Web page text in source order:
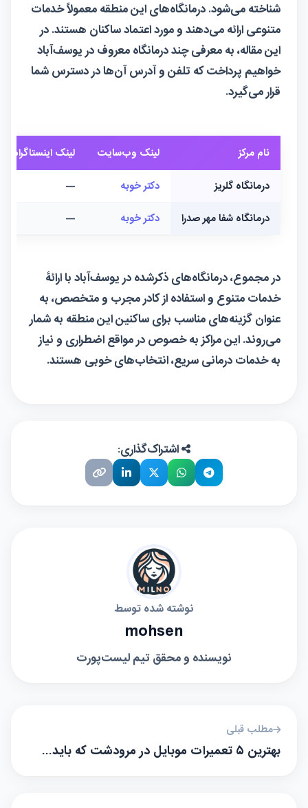
شناخته می‌شود. درمانگاه‌های این منطقه معمولاً خدمات
متنوعی ارائه می‌دهند و مورد اعتماد ساکنان هستند. در
این مقاله، به معرفی چند درمانگاه معروف در یوسف‌آباد
خواهیم پرداخت که تلفن و آدرس آن‌ها در دسترس شما
قرار می‌گیرد.
نام مرکز لینک وب‌سایت لینک اینستاگرام
درمانگاه گلریز دکتر خوبه —
درمانگاه شفا مهر صدرا دکتر خوبه —
در مجموع، درمانگاه‌های ذکرشده در یوسف‌آباد با ارائهٔ
خدمات متنوع و استفاده از کادر مجرب و متخصص، به
عنوان گزینه‌های مناسب برای ساکنین این منطقه به شمار
می‌روند. این مراکز به خصوص در مواقع اضطراری و نیاز
به خدمات درمانی سریع، انتخاب‌های خوبی هستند.
اشتراک‌گذاری:
نوشته شده توسط
mohsen
نویسنده و محقق تیم لیست‌پورت
مطلب قبلی
بهترین ۵ تعمیرات موبایل در مرودشت که باید…